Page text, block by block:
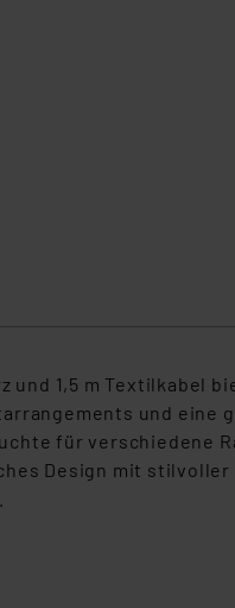
und 1,5 m Textilkabel
und eine
für verschiedene
Design mit